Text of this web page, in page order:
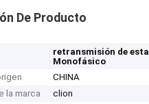
De Producto
retransmisión de
Monofásico
CHINA
la marca
clion